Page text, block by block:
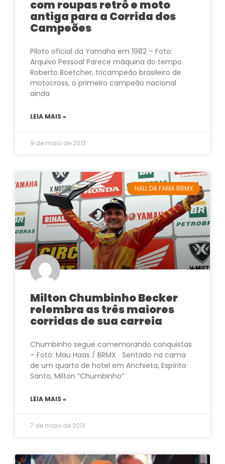
com roupas retrô e moto
antiga para a Corrida dos
Campeões
Piloto oficial da Yamaha em 1982 – Foto:
Arquivo Pessoal Parece máquina do tempo.
Roberto Boetcher, tricampeão brasileiro de
motocross, o primeiro campeão nacional
ainda
LEIA MAIS »
9 de maio de 2013
HALL DA FAMA BRMX
Milton Chumbinho Becker
relembra as três maiores
corridas de sua carreia
Chumbinho segue comemorando conquistas
– Foto: Mau Haas / BRMX Sentado na cama
de um quarto de hotel em Anchieta, Espírito
Santo, Milton “Chumbinho”
LEIA MAIS »
7 de maio de 2013